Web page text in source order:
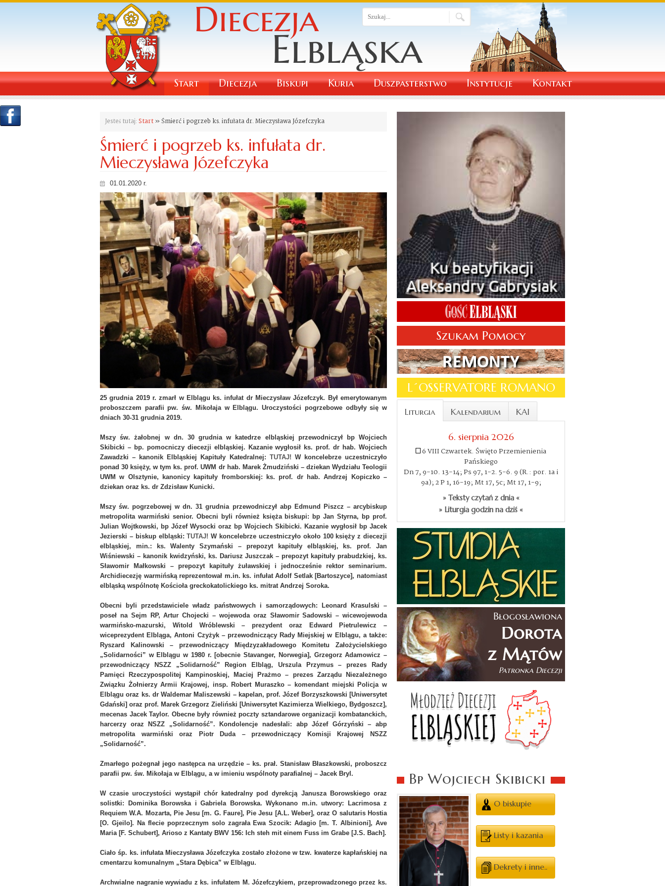
Start Diecezja Biskupi Kuria Duszpasterstwo Instytucje Kontakt
Jesteś tutaj: Start » Śmierć i pogrzeb ks. infułata dr. Mieczysława Józefczyka
Śmierć i pogrzeb ks. infułata dr.
Mieczysława Józefczyka
01.01.2020 r.
25 grudnia 2019 r. zmarł w Elblągu ks. infułat dr Mieczysław Józefczyk. Był emerytowanym
proboszczem parafii pw. św. Mikołaja w Elblągu. Uroczystości pogrzebowe odbyły się w
dniach 30-31 grudnia 2019.
Mszy św. żałobnej w dn. 30 grudnia w katedrze elbląskiej przewodniczył bp Wojciech
Skibicki – bp. pomocniczy diecezji elbląskiej. Kazanie wygłosił ks. prof. dr hab. Wojciech
Zawadzki – kanonik Elbląskiej Kapituły Katedralnej: TUTAJ! W koncelebrze uczestniczyło
ponad 30 księży, w tym ks. prof. UWM dr hab. Marek Żmudziński – dziekan Wydziału Teologii
UWM w Olsztynie, kanonicy kapituły fromborskiej: ks. prof. dr hab. Andrzej Kopiczko –
dziekan oraz ks. dr Zdzisław Kunicki.
Mszy św. pogrzebowej w dn. 31 grudnia przewodniczył abp Edmund Piszcz – arcybiskup
metropolita warmiński senior. Obecni byli również księża biskupi: bp Jan Styrna, bp prof.
Julian Wojtkowski, bp Józef Wysocki oraz bp Wojciech Skibicki. Kazanie wygłosił bp Jacek
Jezierski – biskup elbląski:TUTAJ! W koncelebrze uczestniczyło około 100 księży z diecezji
elbląskiej, min.: ks. Walenty Szymański – prepozyt kapituły elbląskiej, ks. prof. Jan
Wiśniewski – kanonik kwidzyński, ks. Dariusz Juszczak – prepozyt kapituły prabudzkiej, ks.
Sławomir Małkowski – prepozyt kapituły żuławskiej i jednocześnie rektor seminarium.
Archidiecezję warmińską reprezentował m.in. ks. infułat Adolf Setlak [Bartoszyce], natomiast
elbląską wspólnotę Kościoła greckokatolickiego ks. mitrat Andrzej Soroka.
Obecni byli przedstawiciele władz państwowych i samorządowych: Leonard Krasulski –
poseł na Sejm RP, Artur Chojecki – wojewoda oraz Sławomir Sadowski – wicewojewoda
warmińsko-mazurski, Witold Wróblewski – prezydent oraz Edward Pietrulewicz –
wiceprezydent Elbląga, Antoni Czyżyk – przewodniczący Rady Miejskiej w Elblągu, a także:
Ryszard Kalinowski – przewodniczący Międzyzakładowego Komitetu Założycielskiego
„Solidarności” w Elblągu w 1980 r. [obecnie Stavanger, Norwegia], Grzegorz Adamowicz –
przewodniczący NSZZ „Solidarność” Region Elbląg, Urszula Przymus – prezes Rady
Pamięci Rzeczypospolitej Kampinoskiej, Maciej Prażmo – prezes Zarządu Niezależnego
Związku Żołnierzy Armii Krajowej, insp. Robert Muraszko – komendant miejski Policja w
Elblągu oraz ks. dr Waldemar Maliszewski – kapelan, prof. Józef Borzyszkowski [Uniwersytet
Gdański] oraz prof. Marek Grzegorz Zieliński [Uniwersytet Kazimierza Wielkiego, Bydgoszcz],
mecenas Jacek Taylor. Obecne były również poczty sztandarowe organizacji kombatanckich,
harcerzy oraz NSZZ „Solidarność”. Kondolencje nadesłali: abp Józef Górzyński – abp
metropolita warmiński oraz Piotr Duda – przewodniczący Komisji Krajowej NSZZ
„Solidarność”.
Zmarłego pożegnał jego następca na urzędzie – ks. prał. Stanisław Błaszkowski, proboszcz
parafii pw. św. Mikołaja w Elblągu, a w imieniu wspólnoty parafialnej – Jacek Bryl.
W czasie uroczystości wystąpił chór katedralny pod dyrekcją Janusza Borowskiego oraz
solistki: Dominika Borowska i Gabriela Borowska. Wykonano m.in. utwory: Lacrimosa z
Requiem W.A. Mozarta, Pie Jesu [m. G. Faure], Pie Jesu [A.L. Weber], oraz O salutaris Hostia
[O. Gjeilo]. Na flecie poprzecznym solo zagrała Ewa Szocik: Adagio [m. T. Albinioni], Ave
Maria [F. Schubert], Arioso z Kantaty BWV 156: Ich steh mit einem Fuss im Grabe [J.S. Bach].
Ciało śp. ks. infułata Mieczysława Józefczyka zostało złożone w tzw. kwaterze kapłańskiej na
cmentarzu komunalnym „Stara Dębica” w Elblągu.
Archwialne nagranie wywiadu z ks. infułatem M. Józefczykiem, przeprowadzonego przez ks.
Szukam Pomocy
L´OSSERVATORE ROMANO
Liturgia Kalendarium KAI
6. sierpnia 2026
6 VIII Czwartek. Święto Przemienienia
Pańskiego
Dn 7, 9-10. 13-14; Ps 97, 1-2. 5-6. 9 (R.: por. 1a i
9a); 2 P 1, 16-19; Mt 17, 5c; Mt 17, 1-9;
» Teksty czytań z dnia «
» Liturgia godzin na dziś «
Bp Wojciech Skibicki
O biskupie
Listy i kazania
Dekrety i inne..